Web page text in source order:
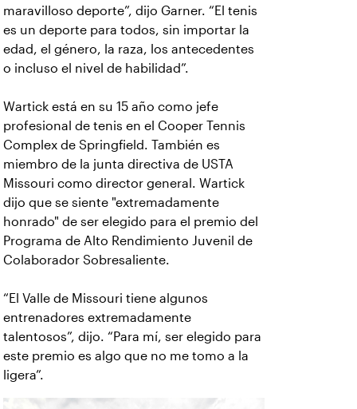
maravilloso deporte”, dijo Garner. “El tenis
es un deporte para todos, sin importar la
edad, el género, la raza, los antecedentes
o incluso el nivel de habilidad”.
Wartick está en su 15 año como jefe
profesional de tenis en el Cooper Tennis
Complex de Springfield. También es
miembro de la junta directiva de USTA
Missouri como director general. Wartick
dijo que se siente "extremadamente
honrado" de ser elegido para el premio del
Programa de Alto Rendimiento Juvenil de
Colaborador Sobresaliente.
“El Valle de Missouri tiene algunos
entrenadores extremadamente
talentosos”, dijo. “Para mí, ser elegido para
este premio es algo que no me tomo a la
ligera”.